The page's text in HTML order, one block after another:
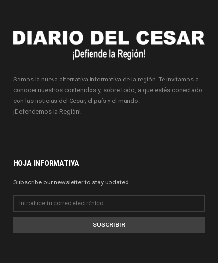
Somos la nueva alternativa informativa de la región. Te invitamos a
conocer nuestros contenidos y, sobre todo, a que estés conectado
con las noticias del Cesar, el país y el mundo.
¡Defendemos la Región!
HOJA INFORMATIVA
Subscribe our newsletter to stay updated.
SUSCRIBIR